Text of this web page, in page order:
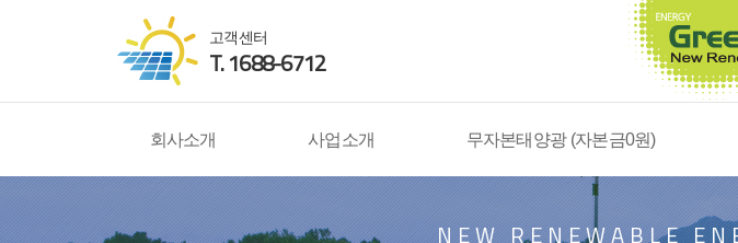
고객센터
T. 1688-6712
회사소개 사업소개 무자본태양광 (자본금0원)
NEW RENEWABLE